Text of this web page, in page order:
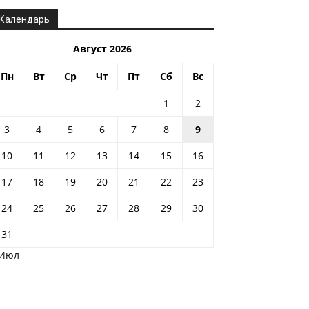
Август 2026
Пн Вт Ср Чт Пт Сб Вс
1
2
3
4 5 6 7 8
9
10
11 12 13 14 15
16
17
18 19 20 21 22
23
24
25 26 27 28 29
30
31